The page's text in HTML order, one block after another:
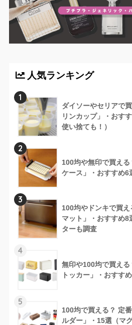
人気ランキング
1
ダイソーやセリアで
リンカップ」・おす
使い捨ても！）
2
100均や無印で買え
ケース」・おすすめ6
3
100均やドンキで買
マット」・おすすめ8
ターも調査
4
無印や100均で買え
トッカー」・おすす
5
100均で買える？ 定
ルダー」・15選（マ